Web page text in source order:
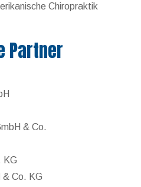
Chiropraktik
Partner
& Co.
KG
& Co. KG